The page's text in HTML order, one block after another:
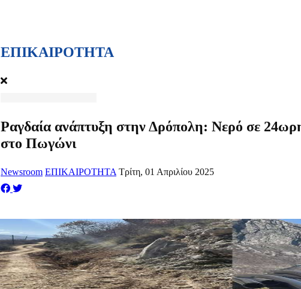
ΕΠΙΚΑΙΡΟΤΗΤΑ
Ραγδαία ανάπτυξη στην Δρόπολη: Νερό σε
στο Πωγώνι
Newsroom ΕΠΙΚΑΙΡΟΤΗΤΑ Τρίτη, 01 Απριλίου 2025